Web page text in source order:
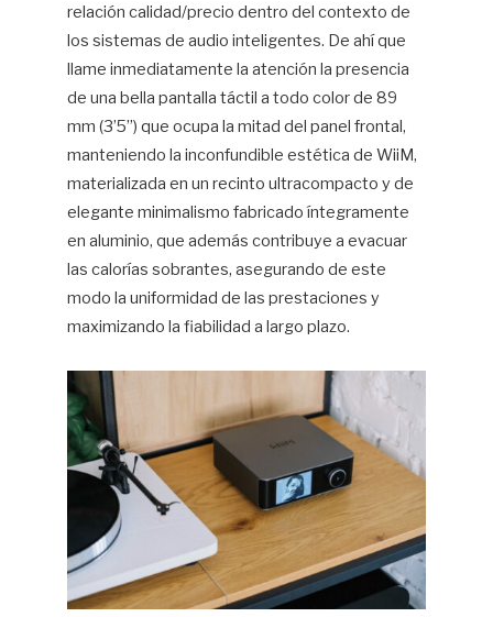
relación calidad/precio dentro del contexto de
los sistemas de audio inteligentes. De ahí que
llame inmediatamente la atención la presencia
de una bella pantalla táctil a todo color de 89
mm (3’5”) que ocupa la mitad del panel frontal,
manteniendo la inconfundible estética de WiiM,
materializada en un recinto ultracompacto y de
elegante minimalismo fabricado íntegramente
en aluminio, que además contribuye a evacuar
las calorías sobrantes, asegurando de este
modo la uniformidad de las prestaciones y
maximizando la fiabilidad a largo plazo.